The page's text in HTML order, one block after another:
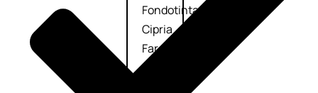
Fondotinta
Cipria
Fard/Blush
Illuminante